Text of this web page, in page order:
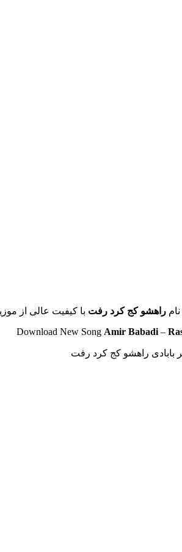
نامراهشو کج کرد رفت با کیفیت عالی از
Download New Song Amir Babadi –